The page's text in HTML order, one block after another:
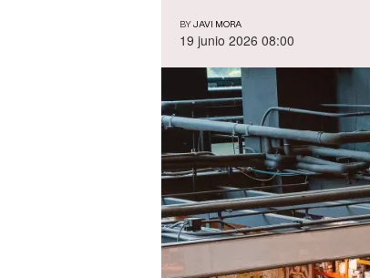
BY JAVI MORA
19 junio 2026 08:00